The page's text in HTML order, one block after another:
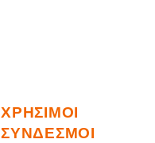
ΧΡΉΣΙΜΟΙ
ΣΎΝΔΕΣΜΟΙ